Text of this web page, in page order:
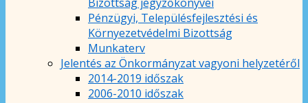
Pénzügyi, Településfejlesztési és
Környezetvédelmi Bizottság
Munkaterv
Jelentés az Önkormányzat vagyoni helyzetéről
2014-2019 időszak
2006-2010 időszak